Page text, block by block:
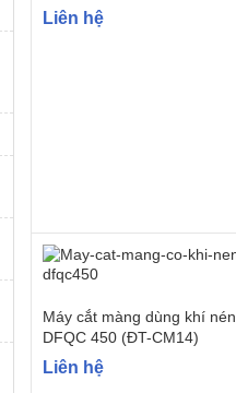
Liên hệ
Máy cắt màng dùng khí nén
DFQC 450 (ĐT-CM14)
Liên hệ